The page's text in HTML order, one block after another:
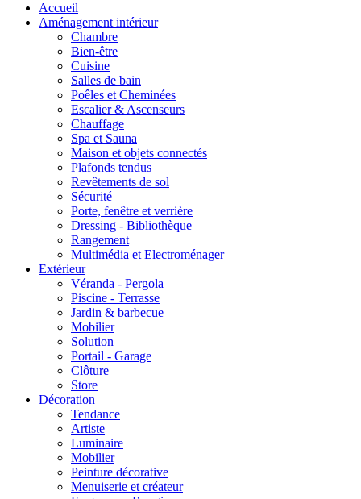
Accueil
Aménagement intérieur
Chambre
Bien-être
Cuisine
Salles de bain
Poêles et Cheminées
Escalier & Ascenseurs
Chauffage
Spa et Sauna
Maison et objets connectés
Plafonds tendus
Revêtements de sol
Sécurité
Porte, fenêtre et verrière
Dressing - Bibliothèque
Rangement
Multimédia et Electroménager
Extérieur
Véranda - Pergola
Piscine - Terrasse
Jardin & barbecue
Mobilier
Solution
Portail - Garage
Clôture
Store
Décoration
Tendance
Artiste
Luminaire
Mobilier
Peinture décorative
Menuiserie et créateur